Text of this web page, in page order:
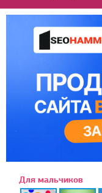
Для мальчиков